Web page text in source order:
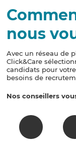
nous
Avec un réseau de
Click&Care
candidats pour
besoins de
Nos conseillers